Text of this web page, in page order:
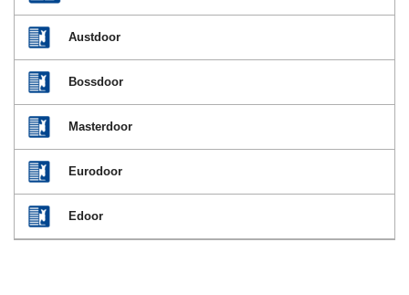
Austdoor
Bossdoor
Masterdoor
Eurodoor
Edoor